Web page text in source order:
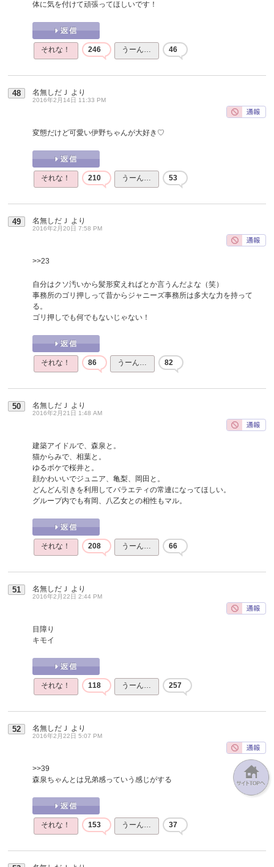
体に気を付けて頑張ってほしいです！
それな！ 246 うーん… 46
48 名無しだＪ より
2016年2月14日 11:33 PM
変態だけど可愛い伊野ちゃんが大好き♡
それな！ 210 うーん… 53
49 名無しだＪ より
2016年2月20日 7:58 PM
>>23
自分はクソ汚いから髪形変えればとか言うんだよな（笑）
事務所のゴリ押しって昔からジャニーズ事務所は多大な力を持って
る。
ゴリ押しでも何でもないじゃない！
それな！ 86 うーん… 82
50 名無しだＪ より
2016年2月21日 1:48 AM
建築アイドルで、森泉と。
猫からみで、相葉と。
ゆるボケで桜井と。
顔かわいいでジュニア、亀梨、岡田と。
どんどん引きを利用してバラエティの常連になってほしい。
グループ内でも有岡、八乙女との相性もマル。
それな！ 208 うーん… 66
51 名無しだＪ より
2016年2月22日 2:44 PM
目障り
キモイ
それな！ 118 うーん… 257
52 名無しだＪ より
2016年2月22日 5:07 PM
>>39
森泉ちゃんとは兄弟感っていう感じがする
それな！ 153 うーん… 37